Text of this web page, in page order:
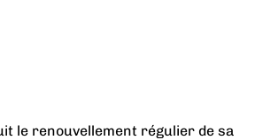
le renouvellement régulier de sa